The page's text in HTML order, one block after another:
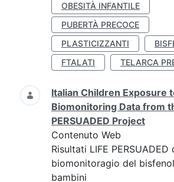
OBESITÀ INFANTILE
PUBERTÀ PRECOCE
PLASTICIZZANTI
FTALATI
TELARCA
Italian Children Exposure
Biomonitoring Data from
PERSUADED Project
Contenuto Web
Risultati LIFE
biomonitoragio del
bambini